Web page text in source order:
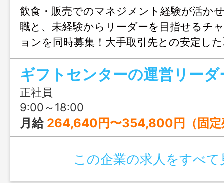
飲食・販売でのマネジメント経験が活か
職と、未経験からリーダーを目指せるチ
ョンを同時募集！大手取引先との安定し
して長く働ける環境。充実の教育制度や
います！年間休日116日、週休2日制、各
も充実♪
ギフトセンターの運営リー
正社員
9:00～18:00
月給 264,640円〜354,800円（固定残
この企業の求人をすべて